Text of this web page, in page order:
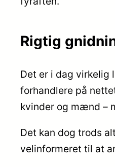
Rigtig
Det er i dag virkelig
forhandlere på
kvinder og mænd –
Det kan dog trods
velinformeret til at